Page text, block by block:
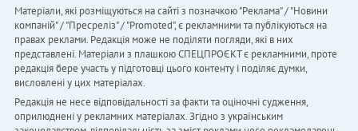
Матеріали, які розміщуються на сайті з позначкою "Реклама" / "Новини
компаній" / "Пресреліз" / "Promoted", є рекламними та публікуються на
правах реклами. Редакція може не поділяти погляди, які в них
представлені. Матеріали з плашкою СПЕЦПРОЄКТ є рекламними, проте
редакція бере участь у підготовці цього контенту і поділяє думки,
висловлені у цих матеріалах.
Редакція не несе відповідальності за факти та оціночні судження,
оприлюднені у рекламних матеріалах. Згідно з українським